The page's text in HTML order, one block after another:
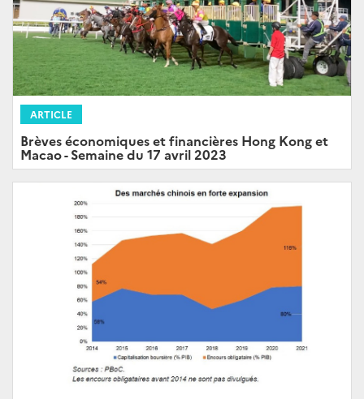
ARTICLE
Brèves économiques et financières Hong Kong et
Macao - Semaine du 17 avril 2023